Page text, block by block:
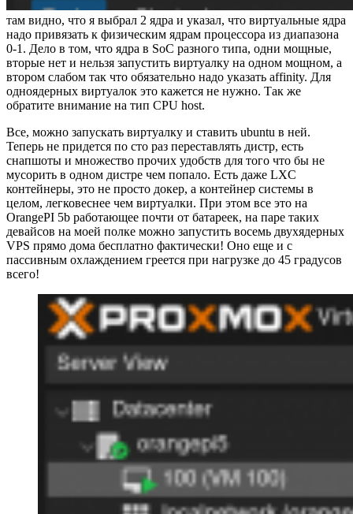
там видно, что я выбрал 2 ядра и указал, что виртуальные ядра
надо привязать к физическим ядрам процессора из диапазона
0-1. Дело в том, что ядра в SoC разного типа, одни мощные,
вторые нет и нельзя запустить виртуалку на одном мощном, а
втором слабом так что обязательно надо указать affinity. Для
одноядерных виртуалок это кажется не нужно. Так же
обратите внимание на тип CPU host.
Все, можно запускать виртуалку и ставить ubuntu в ней.
Теперь не придется по сто раз переставлять дистр, есть
снапшоты и множество прочих удобств для того что бы не
мусорить в одном дистре чем попало. Есть даже LXC
контейнеры, это не просто докер, а контейнер системы в
целом, легковеснее чем виртуалки. При этом все это на
OrangePI 5b работающее почти от батареек, на паре таких
девайсов на моей полке можно запустить восемь двухядерных
VPS прямо дома бесплатно фактически! Оно еще и с
пассивным охлаждением греется при нагрузке до 45 градусов
всего!